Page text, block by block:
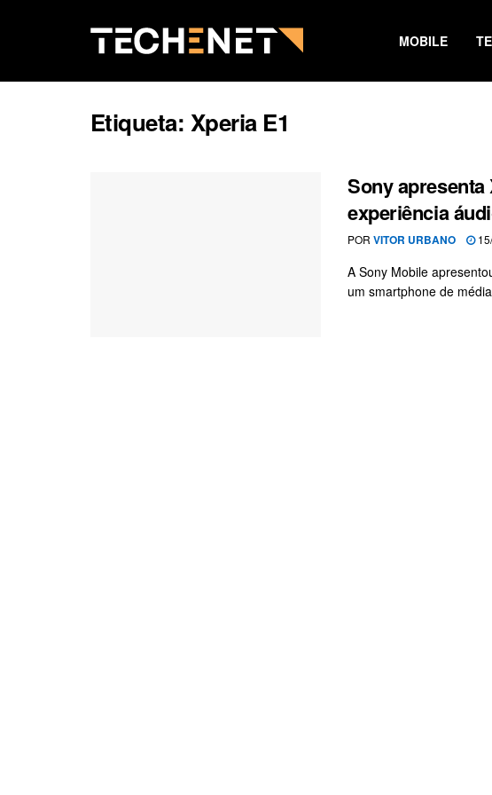
MOBILE
Etiqueta: Xperia E1
Sony
experiência
POR VITOR URBANO
A Sony Mobile
um smartphone de